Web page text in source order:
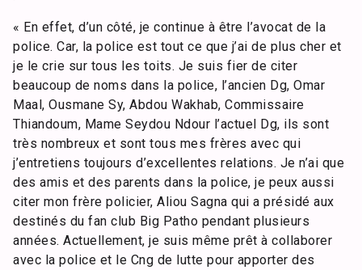
« En effet, d’un côté, je continue à être l’avocat de la
police. Car, la police est tout ce que j’ai de plus cher et
je le crie sur tous les toits. Je suis fier de citer
beaucoup de noms dans la police, l’ancien Dg, Omar
Maal, Ousmane Sy, Abdou Wakhab, Commissaire
Thiandoum, Mame Seydou Ndour l’actuel Dg, ils sont
très nombreux et sont tous mes frères avec qui
j’entretiens toujours d’excellentes relations. Je n’ai que
des amis et des parents dans la police, je peux aussi
citer mon frère policier, Aliou Sagna qui a présidé aux
destinés du fan club Big Patho pendant plusieurs
années. Actuellement, je suis même prêt à collaborer
avec la police et le Cng de lutte pour apporter des